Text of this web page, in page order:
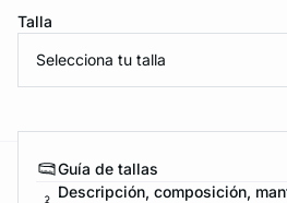
Talla
Selecciona tu talla
Guía de tallas
Descripción, composición,